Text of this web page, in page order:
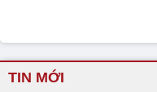
TIN MỚI